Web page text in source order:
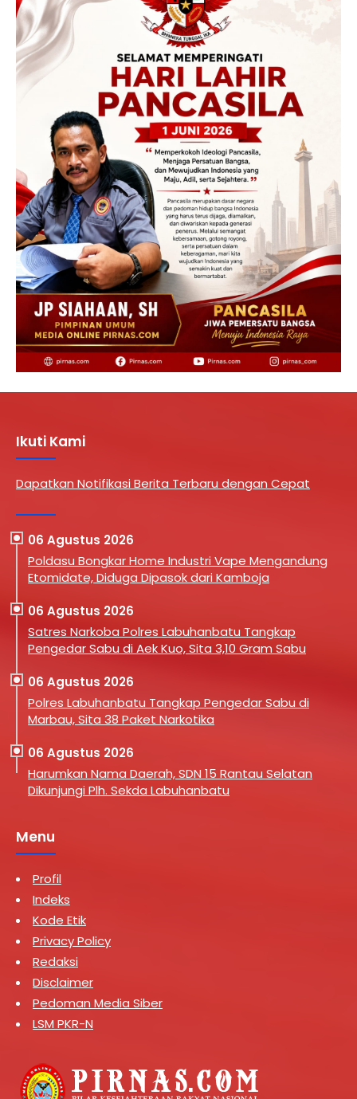
Ikuti Kami
Dapatkan Notifikasi Berita Terbaru dengan Cepat
06 Agustus 2026
Poldasu Bongkar Home Industri Vape Mengandung
Etomidate, Diduga Dipasok dari Kamboja
06 Agustus 2026
Satres Narkoba Polres Labuhanbatu Tangkap
Pengedar Sabu di Aek Kuo, Sita 3,10 Gram Sabu
06 Agustus 2026
Polres Labuhanbatu Tangkap Pengedar Sabu di
Marbau, Sita 38 Paket Narkotika
06 Agustus 2026
Harumkan Nama Daerah, SDN 15 Rantau Selatan
Dikunjungi Plh. Sekda Labuhanbatu
Menu
Profil
Indeks
Kode Etik
Privacy Policy
Redaksi
Disclaimer
Pedoman Media Siber
LSM PKR-N